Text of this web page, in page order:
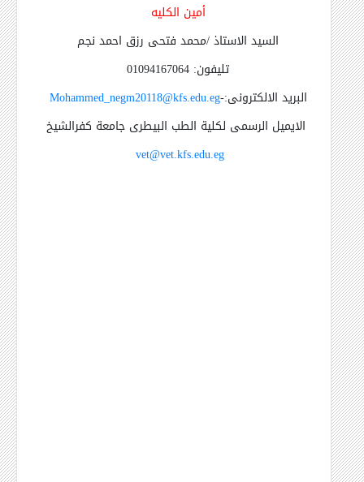
أمين الكليه
السيد الاستاذ /محمد فتحى رزق احمد نجم
تليفون: 01094167064
البريد الالكترونى:-Mohammed_negm20118@kfs.edu.eg
الايميل الرسمى لكلية الطب البيطرى جامعة كفرالشيخ
vet@vet.kfs.edu.eg